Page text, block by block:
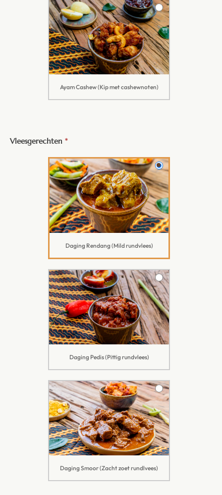
Ayam Cashew (Kip met cashewnoten)
Vleesgerechten *
Daging Rendang (Mild rundvlees)
Daging Pedis (Pittig rundvlees)
Daging Smoor (Zacht zoet rundlvees)